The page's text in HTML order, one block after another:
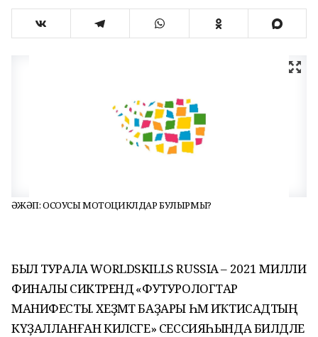
ҒӘЖӘП: ОСОУСЫ МОТОЦИКЛДАР БУЛЫРМЫ?
БЫЛ ТУРАЛА WORLDSKILLS RUSSIA – 2021 МИЛЛИ
ФИНАЛЫ СИКТӘРЕНДӘ «ФУТУРОЛОГТАР
МАНИФЕСТЫ. ХЕҘМӘТ БАҘАРЫ ҺӘМ ИҠТИСАДТЫҢ
КҮҘАЛЛАНҒАН КИЛӘСӘГЕ» СЕССИЯҺЫНДА БИЛДӘЛЕ